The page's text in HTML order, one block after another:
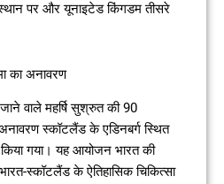
पर और यूनाइटेड किंगडम तीसरे
का अनावरण
वाले महर्षि सुश्रुत की 90
स्कॉटलैंड के एडिनबर्ग स्थित
गया। यह आयोजन भारत की
स्कॉटलैंड के ऐतिहासिक चिकित्सा